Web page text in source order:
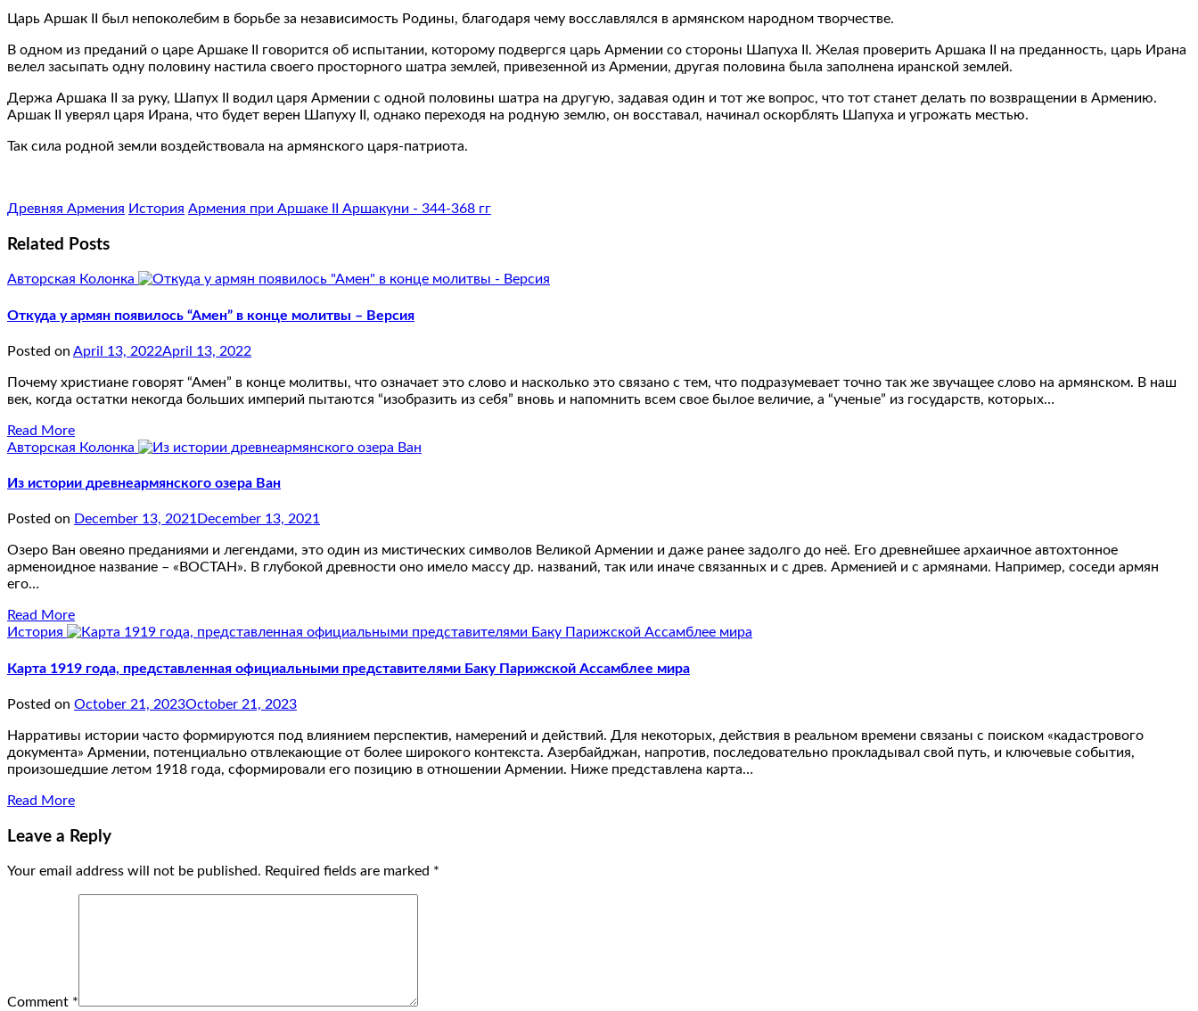
Царь Аршак II был непоколебим в борьбе за независимость Родины, благодаря чему восславлялся в армянском народном творчестве.
В одном из преданий о царе Аршаке II говорится об испытании, которому подвергся царь Армении со стороны Шапуха II. Желая проверить Аршака II на преданность, царь Ирана
велел засыпать одну половину настила своего просторного шатра землей, привезенной из Армении, другая половина была заполнена иранской землей.
Держа Аршака II за руку, Шапух II водил царя Армении с одной половины шатра на другую, задавая один и тот же вопрос, что тот станет делать по возвращении в Армению.
Аршак II уверял царя Ирана, что будет верен Шапуху II, однако переходя на родную землю, он восставал, начинал оскорблять Шапуха и угрожать местью.
Так сила родной земли воздействовала на армянского царя-патриота.
Древняя Армения История Армения при Аршаке II Аршакуни - 344-368 гг
Related Posts
Авторская Колонка
Откуда у армян появилось “Амен” в конце молитвы – Версия
Posted on April 13, 2022April 13, 2022
Почему христиане говорят “Амен” в конце молитвы, что означает это слово и насколько это связано с тем, что подразумевает точно так же звучащее слово на армянском. В наш
век, когда остатки некогда больших империй пытаются “изобразить из себя” вновь и напомнить всем свое былое величие, а “ученые” из государств, которых…
Read More
Авторская Колонка
Из истории древнеармянского озера Ван
Posted on December 13, 2021December 13, 2021
Озеро Ван овеяно преданиями и легендами, это один из мистических символов Великой Армении и даже ранее задолго до неё. Его древнейшее архаичное автохтонное
арменоидное название – «ВОСТАН». В глубокой древности оно имело массу др. названий, так или иначе связанных и с древ. Арменией и с армянами. Например, соседи армян
его…
Read More
История
Карта 1919 года, представленная официальными представителями Баку Парижской Ассамблее мира
Posted on October 21, 2023October 21, 2023
Нарративы истории часто формируются под влиянием перспектив, намерений и действий. Для некоторых, действия в реальном времени связаны с поиском «кадастрового
документа» Армении, потенциально отвлекающие от более широкого контекста. Азербайджан, напротив, последовательно прокладывал свой путь, и ключевые события,
произошедшие летом 1918 года, сформировали его позицию в отношении Армении. Ниже представлена карта…
Read More
Leave a Reply
Your email address will not be published. Required fields are marked *
Comment *